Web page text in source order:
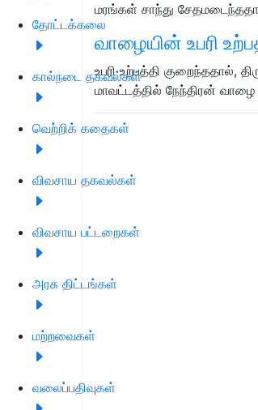
தோட்டக்கலை
கால்நடை தகவல்கள்
வெற்றிக் கதைகள்
விவசாய தகவல்கள்
விவசாய பட்டறைகள்
அரசு திட்டங்கள்
மற்றவைகள்
வலைப்பதிவுகள்
மரங்கள் சாந்து
வாழையின் உபரி
உபரி உற்பத்தி குறைந்ததால்,
மாவட்டத்தில் நேந்திரன் வாழை